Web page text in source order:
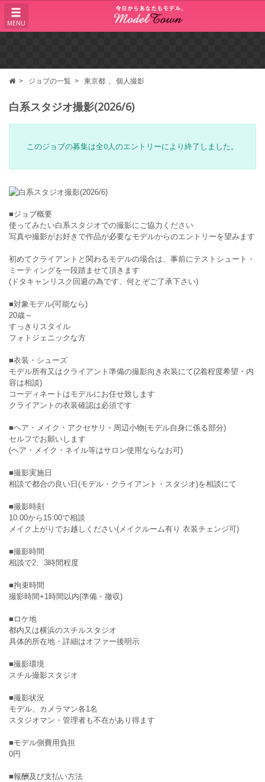
MENU
ジョブの一覧 東京都 個人撮影
白系スタジオ撮影(2026/6)
このジョブの募集は全0人のエントリーにより終了しました。
■ジョブ概要
使ってみたい白系スタジオでの撮影にご協力ください
写真や撮影がお好きで作品が必要なモデルからのエントリーを望みます
初めてクライアントと関わるモデルの場合は、事前にテストシュート・
ミーティングを一段踏ませて頂きます
(ドタキャンリスク回避の為です、何とぞご了承下さい)
■対象モデル(可能なら)
20歳～
すっきりスタイル
フォトジェニックな方
■衣装・シューズ
モデル所有又はクライアント準備の撮影向き衣装にて(2着程度希望・内
容は相談)
コーディネートはモデルにお任せ致します
クライアントの衣装確認は必須です
■ヘア・メイク・アクセサリ・周辺小物(モデル自身に係る部分)
セルフでお願いします
(ヘア・メイク・ネイル等はサロン使用ならなお可)
■撮影実施日
相談で都合の良い日(モデル・クライアント・スタジオ)を相談にて
■撮影時刻
10:00から15:00で相談
メイク上がりでお越しください(メイクルーム有り 衣装チェンジ可)
■撮影時間
相談で2、3時間程度
■拘束時間
撮影時間+1時間以内(準備・撤収)
■ロケ地
都内又は横浜のスチルスタジオ
具体的所在地・詳細はオファー後明示
■撮影環境
スチル撮影スタジオ
■撮影状況
モデル、カメラマン各1名
スタジオマン・管理者も不在があり得ます
■モデル側費用負担
0円
■報酬及び支払い方法